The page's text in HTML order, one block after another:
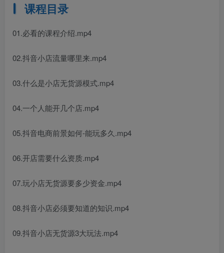
课程目录
01.必看的课程介绍.mp4
02.抖音小店流量哪里来.mp4
03.什么是小店无货源模式.mp4
04.一个人能开几个店.mp4
05.抖音电商前景如何-能玩多久.mp4
06.开店需要什么资质.mp4
07.玩小店无货源要多少资金.mp4
08.抖音小店必须要知道的知识.mp4
09.抖音小店无货源3大玩法.mp4